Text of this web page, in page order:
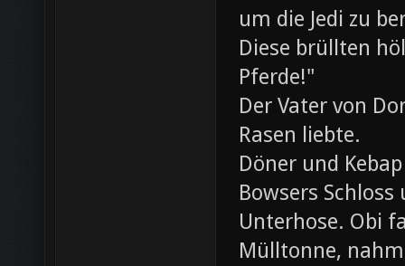
um die Jedi zu
Diese brüllten
Pferde!"
Der Vater von
Rasen liebte.
Döner und
Bowsers
Unterhose. Obi
Mülltonne,